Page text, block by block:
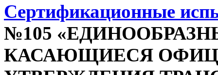
Сертификационные
№105
КАСАЮЩИЕСЯ